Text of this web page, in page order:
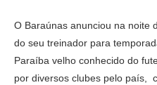
O Baraúnas anunciou na noite
do seu treinador para
Paraíba velho conhecido do
por diversos clubes pelo país,